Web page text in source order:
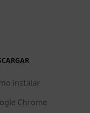
instalar
Chrome